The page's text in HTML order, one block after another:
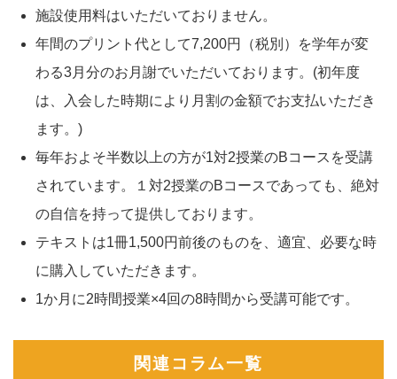
施設使用料はいただいておりません。
年間のプリント代として7,200円（税別）を学年が変
わる3月分のお月謝でいただいております。(初年度
は、入会した時期により月割の金額でお支払いただき
ます。)
毎年およそ半数以上の方が1対2授業のBコースを受講
されています。１対2授業のBコースであっても、絶対
の自信を持って提供しております。
テキストは1冊1,500円前後のものを、適宜、必要な時
に購入していただきます。
1か月に2時間授業×4回の8時間から受講可能です。
関連コラム一覧